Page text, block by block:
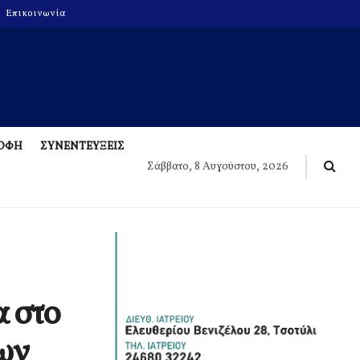
Επικοινωνία
ΣΥΝΕΝΤΕΥΞΕΙΣ
Σάββατο, 8 Αυγούστου, 2026
στο